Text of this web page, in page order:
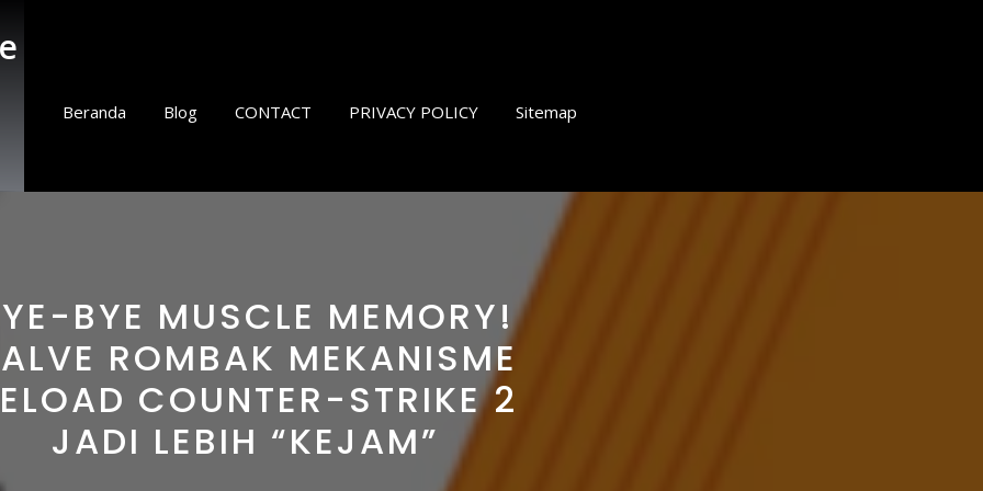
Beranda Blog CONTACT PRIVACY POLICY Sitemap
BYE MUSCLE MEMORY!
ROMBAK MEKANISME
COUNTER-STRIKE 2
JADI LEBIH “KEJAM”